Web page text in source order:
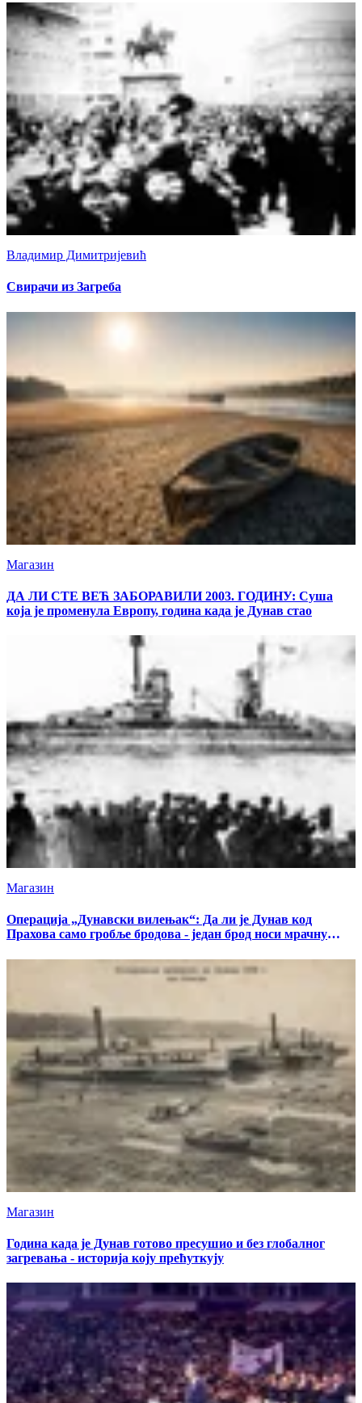
Владимир Димитријевић
Свирачи из Загреба
Магазин
ДА ЛИ СТЕ ВЕЋ ЗАБОРАВИЛИ 2003. ГОДИНУ: Суша
која је променула Европу, година када је Дунав стао
Магазин
Операција „Дунавски вилењак“: Да ли је Дунав код
Прахова само гробље бродова - један брод носи мрачну
Магазин
Година када је Дунав готово пресушио и без глобалног
загревања - историја коју прећуткују